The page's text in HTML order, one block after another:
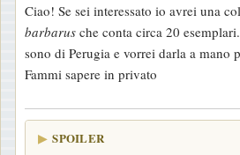
s
s
a
g
i
o
Ciao! Se sei interessato io avrei una
barbarus che conta circa 20
sono di Perugia e vorrei darla a mano
Fammi sapere in privato
SPOILER